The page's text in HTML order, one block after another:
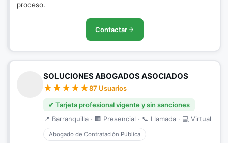
proceso.
Contactar
SOLUCIONES ABOGADOS ASOCIADOS
87 Usuarios
✔ Tarjeta profesional vigente y sin sanciones
📍 Barranquilla · 🏢 Presencial · 📞 Llamada · 💻 Virtual
Abogado de Contratación Pública